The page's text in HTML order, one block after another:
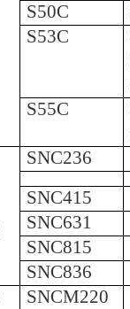
S50C
S53C
S55C
SNC236
SNC415
SNC631
SNC815
SNC836
SNCM220